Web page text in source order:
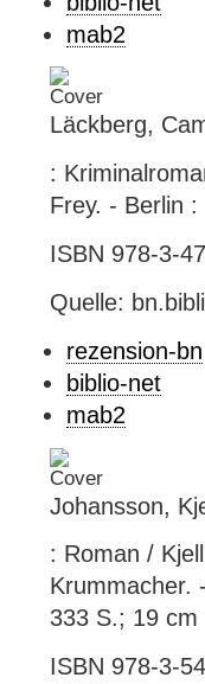
mab2
Läckberg,
:
Frey. - Berlin
ISBN 978-3-
Quelle:
rezension-bn
biblio-net
mab2
Johansson,
: Roman /
Krummacher.
333 S.; 19 cm
ISBN 978-3-